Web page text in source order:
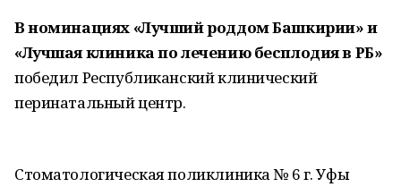
В номинациях «Лучший роддом Башкирии» и
«Лучшая клиника по лечению бесплодия в РБ»
победилРеспубликанский клинический
перинатальный центр.
Стоматологическая поликлиника № 6 г. Уфы